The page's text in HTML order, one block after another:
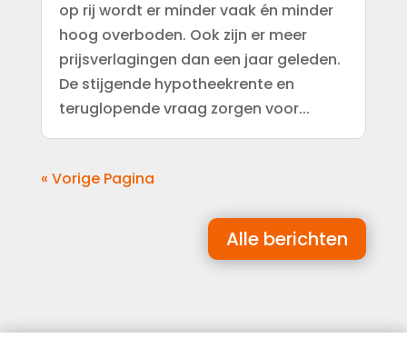
op rij wordt er minder vaak én minder
hoog overboden. Ook zijn er meer
prijsverlagingen dan een jaar geleden.
De stijgende hypotheekrente en
teruglopende vraag zorgen voor...
« Vorige Pagina
Alle berichten